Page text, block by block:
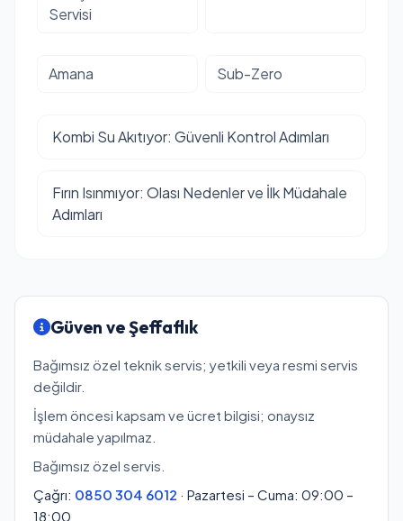
Servisi
Amana Sub-Zero
Kombi Su Akıtıyor: Güvenli Kontrol Adımları
Fırın Isınmıyor: Olası Nedenler ve İlk Müdahale
Adımları
Güven ve Şeffaflık
Bağımsız özel teknik servis; yetkili veya resmi servis
değildir.
İşlem öncesi kapsam ve ücret bilgisi; onaysız
müdahale yapılmaz.
Bağımsız özel servis.
Çağrı: 0850 304 6012 · Pazartesi – Cuma: 09:00 –
18:00